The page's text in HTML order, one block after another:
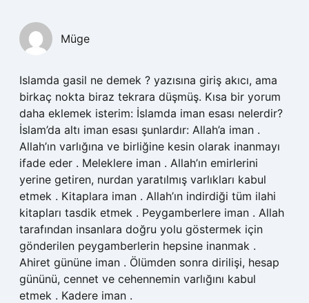
Müge
Islamda gasil ne demek ? yazısına giriş akıcı, ama
birkaç nokta biraz tekrara düşmüş. Kısa bir yorum
daha eklemek isterim: İslamda iman esası nelerdir?
İslam’da altı iman esası şunlardır: Allah’a iman .
Allah’ın varlığına ve birliğine kesin olarak inanmayı
ifade eder . Meleklere iman . Allah’ın emirlerini
yerine getiren, nurdan yaratılmış varlıkları kabul
etmek . Kitaplara iman . Allah’ın indirdiği tüm ilahi
kitapları tasdik etmek . Peygamberlere iman . Allah
tarafından insanlara doğru yolu göstermek için
gönderilen peygamberlerin hepsine inanmak .
Ahiret gününe iman . Ölümden sonra dirilişi, hesap
gününü, cennet ve cehennemin varlığını kabul
etmek . Kadere iman .